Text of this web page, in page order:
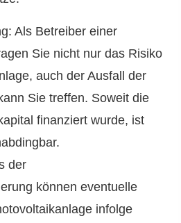
Als Betreiber einer
Sie nicht nur das Risiko
auch der Ausfall der
Sie treffen. Soweit die
finanziert wurde, ist
der
können eventuelle
infolge